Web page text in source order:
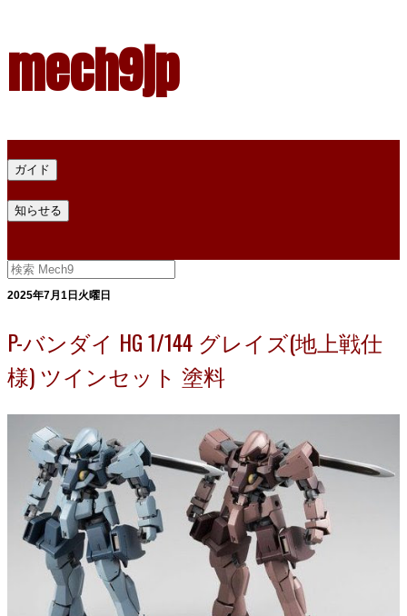
mech9jp
ガイド
知らせる
2025年7月1日火曜日
P-バンダイ HG 1/144 グレイズ(地上戦仕
様) ツインセット 塗料